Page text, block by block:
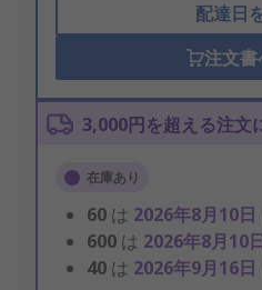
配達日
注文
3,000円を超える注文
在庫あり
60 は 2026年8月10日
600 は 2026年8月10
40 は 2026年9月16日